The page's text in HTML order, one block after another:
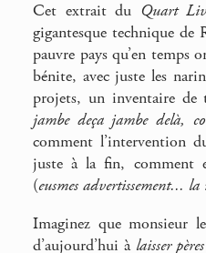
Cet extrait du Quart
gigantesque technique de
pauvre pays qu’en temps
bénite, avec juste les
projets, un inventaire
jambe deça jambe delà,
comment l’intervention
juste à la fin, comment
(eusmes advertissement...
Imaginez que monsieur
d’aujourd’hui à laisser